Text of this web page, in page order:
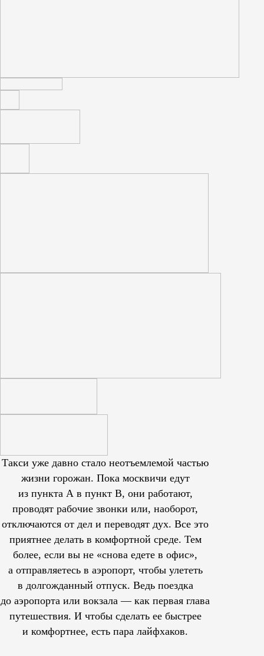
Такси уже давно стало неотъемлемой частью
жизни горожан. Пока москвичи едут
из пункта А в пункт В, они работают,
проводят рабочие звонки или, наоборот,
отключаются от дел и переводят дух. Все это
приятнее делать в комфортной среде. Тем
более, если вы не «снова едете в офис»,
а отправляетесь в аэропорт, чтобы улететь
в долгожданный отпуск. Ведь поездка
до аэропорта или вокзала — как первая глава
путешествия. И чтобы сделать ее быстрее
и комфортнее, есть пара лайфхаков.